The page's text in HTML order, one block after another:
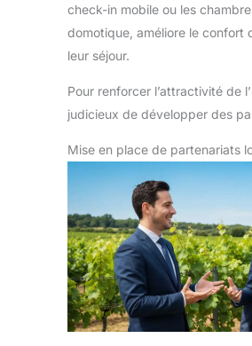
check-in mobile ou les
domotique, améliore le confort
leur séjour.
Pour renforcer l’attractivité de
judicieux de développer des
Mise en place de partenariats